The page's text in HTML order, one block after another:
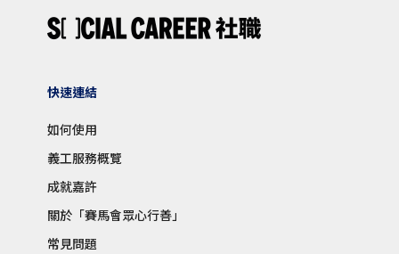
快速連結
如何使用
義工服務概覽
成就嘉許
關於「賽馬會眾心行善」
常見問題